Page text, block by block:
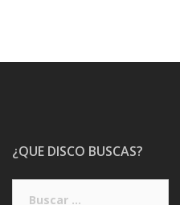
¿QUE DISCO BUSCAS?